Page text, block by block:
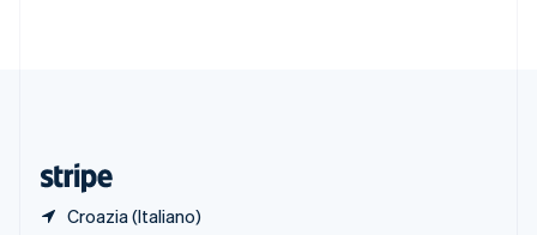
Croazia (Italiano)